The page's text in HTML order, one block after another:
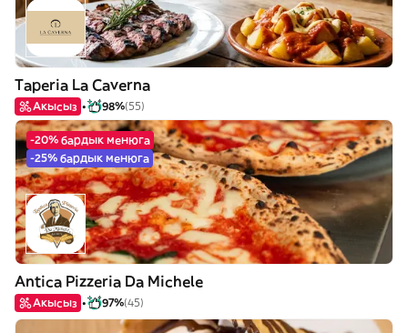
Taperia La Caverna
Акысыз 98%(55)
-20% бардык менюга
-25% бардык менюга
Antica Pizzeria Da Michele
Акысыз 97%(45)